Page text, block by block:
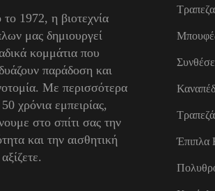
1972, η βιοτεχνία
μας δημιουργεί
κομμάτια που
παράδοση και
Με περισσότερα
χρόνια εμπειρίας,
στο σπίτι σας την
και την αισθητική
Έπιπλα